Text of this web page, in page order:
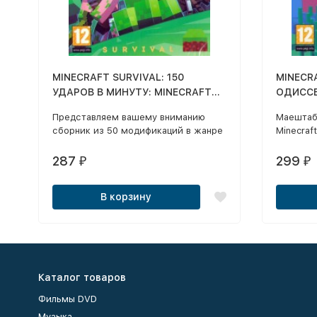
MINECRAFT SURVIVAL: 150
УДАРОВ В МИНУТУ: MINECRAFT
ЖАНРЕ ВЫЖИВАНИЕ + ВИДЕО 200
СЕКРЕТОВ MINECRAFT (50 В 1)
Представляем вашему вниманию
сборник из 50 модификаций в жанре
версии 1.9, с предустановленными
287 ₽
В корзину
ГЕРОЯ,
299₽
Каталог товаров
Фильмы DVD